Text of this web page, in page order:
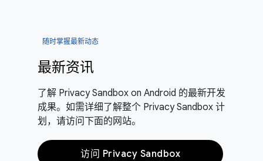
随时掌握最新动态
最新资讯
了解 Privacy Sandbox on Android 的最新开发
成果。如需详细了解整个 Privacy Sandbox 计
划，请访问下面的网站。
访问 Privacy Sandbox